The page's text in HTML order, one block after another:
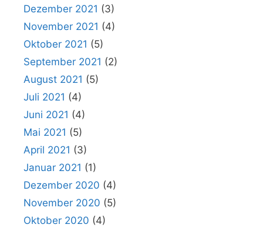
Dezember 2021 (3)
November 2021 (4)
Oktober 2021 (5)
September 2021 (2)
August 2021 (5)
Juli 2021 (4)
Juni 2021 (4)
Mai 2021 (5)
April 2021 (3)
Januar 2021 (1)
Dezember 2020 (4)
November 2020 (5)
Oktober 2020 (4)